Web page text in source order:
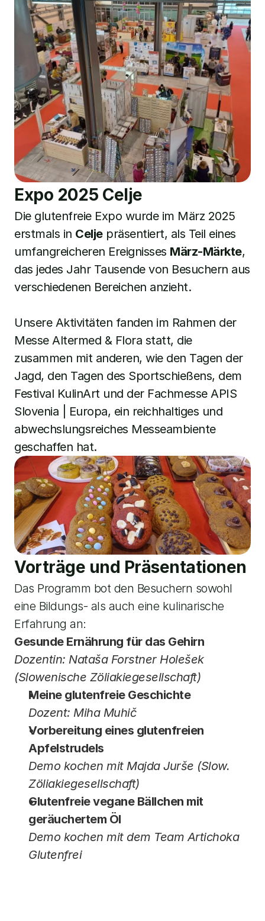
Expo 2025 Celje
Die glutenfreie Expo wurde im März 2025
erstmals in Celje präsentiert, als Teil eines
umfangreicheren Ereignisses März-Märkte,
das jedes Jahr Tausende von Besuchern aus
verschiedenen Bereichen anzieht.
Unsere Aktivitäten fanden im Rahmen der
Messe Altermed & Flora statt, die
zusammen mit anderen, wie den Tagen der
Jagd, den Tagen des Sportschießens, dem
Festival KulinArt und der Fachmesse APIS
Slovenia | Europa, ein reichhaltiges und
abwechslungsreiches Messeambiente
geschaffen hat.
Vorträge und Präsentationen
Das Programm bot den Besuchern sowohl
eine Bildungs- als auch eine kulinarische
Erfahrung an:
Gesunde Ernährung für das Gehirn
Dozentin: Nataša Forstner Holešek
(Slowenische Zöliakiegesellschaft)
Meine glutenfreie Geschichte
Dozent: Miha Muhič
Vorbereitung eines glutenfreien
Apfelstrudels
Demo kochen mit Majda Jurše (Slow.
Zöliakiegesellschaft)
Glutenfreie vegane Bällchen mit
geräuchertem Öl
Demo kochen mit dem Team Artichoka
Glutenfrei